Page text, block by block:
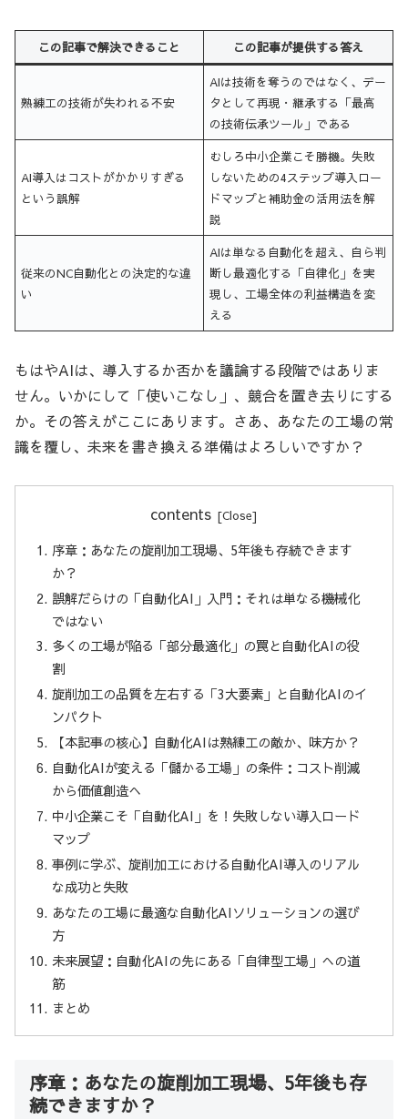
この記事で解決できること この記事が提供する答え
熟練工の技術が失われる不安
AIは技術を奪うのではなく、デー
タとして再現・継承する「最高
の技術伝承ツール」である
AI導入はコストがかかりすぎる
という誤解
むしろ中小企業こそ勝機。失敗
しないための4ステップ導入ロー
ドマップと補助金の活用法を解
説
従来のNC自動化との決定的な違
い
AIは単なる自動化を超え、自ら判
断し最適化する「自律化」を実
現し、工場全体の利益構造を変
える
もはやAIは、導入するか否かを議論する段階ではありま
せん。いかにして「使いこなし」、競合を置き去りにする
か。その答えがここにあります。さあ、あなたの工場の常
識を覆し、未来を書き換える準備はよろしいですか？
contents
序章：あなたの旋削加工現場、5年後も存続できます
か？
誤解だらけの「自動化AI」入門：それは単なる機械化
ではない
多くの工場が陥る「部分最適化」の罠と自動化AIの役
割
旋削加工の品質を左右する「3大要素」と自動化AIのイ
ンパクト
【本記事の核心】自動化AIは熟練工の敵か、味方か？
自動化AIが変える「儲かる工場」の条件：コスト削減
から価値創造へ
中小企業こそ「自動化AI」を！失敗しない導入ロード
マップ
事例に学ぶ、旋削加工における自動化AI導入のリアル
な成功と失敗
あなたの工場に最適な自動化AIソリューションの選び
方
未来展望：自動化AIの先にある「自律型工場」への道
筋
まとめ
序章：あなたの旋削加工現場、5年後も存
続できますか？